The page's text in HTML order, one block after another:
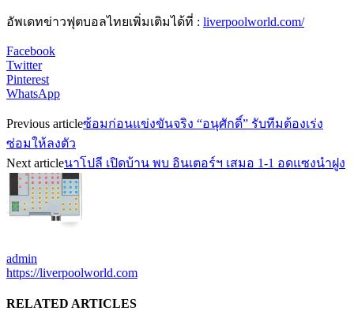
อัพเดทข่าวฟุตบอลไทยเพิ่มเติมได้ที่ : liverpoolworld.com/
Facebook
Twitter
Pinterest
WhatsApp
Previous articleซ้อมก่อนแข่งขันจริง “อนุศักดิ์” รับทีมต้องเร่ง
ซ่อมให้ลงตัว
Next articleนาโปลี เปิดบ้าน พบ อินเตอร์ฯ เสมอ 1-1 อดแซงนำฝูง
admin
https://liverpoolworld.com
RELATED ARTICLES